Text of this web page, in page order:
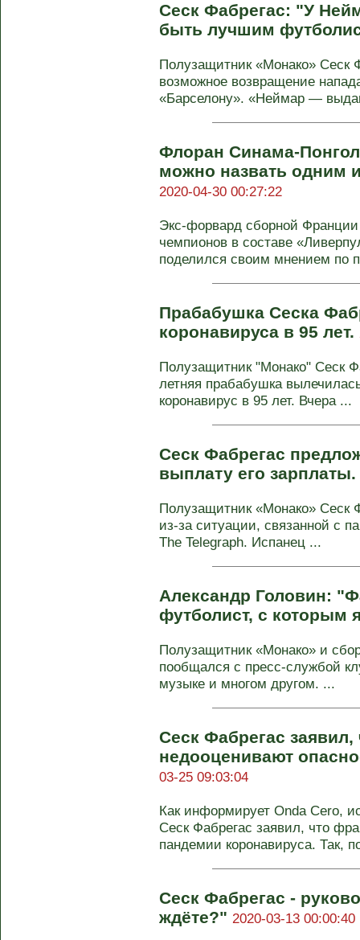
Сеск Фабрегас: "У
быть лучшим
Полузащитник «Монако» Сеск
возможное возвращение
«Барселону». «Неймар —
Флоран Синама-
можно назвать одним
2020-04-30 00:27:22
Экс-форвард сборной
чемпионов в составе
поделился своим мнением по
Прабабушка Сеска
коронавируса в 95 лет.
Полузащитник "Монако" Сеск
летняя прабабушка
коронавирус в 95 лет. Вчера ...
Сеск Фабрегас
выплату его зарплаты.
Полузащитник «Монако» Сеск
из-за ситуации, связанной с
The Telegraph. Испанец ...
Александр Головин:
футболист, с которым
Полузащитник «Монако» и
пообщался с пресс-службой
музыке и многом другом. ...
Сеск Фабрегас
недооценивают
03-25 09:03:04
Как информирует Onda Cero,
Сеск Фабрегас заявил, что
пандемии коронавируса. Так,
Сеск Фабрегас -
ждёте?" 2020-03-13 00:00:40